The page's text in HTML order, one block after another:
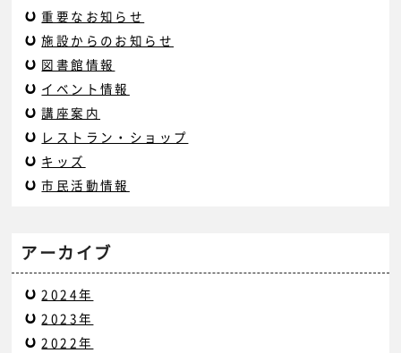
重要なお知らせ
施設からのお知らせ
図書館情報
イベント情報
講座案内
レストラン・ショップ
キッズ
市民活動情報
アーカイブ
2024年
2023年
2022年